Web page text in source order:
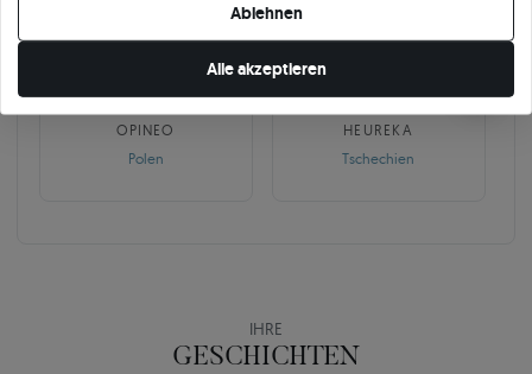
10 468
OPINEO
Polen
252
HEUREKA
Tschechien
IHRE
GESCHICHTEN
Ablehnen
Alle akzeptieren